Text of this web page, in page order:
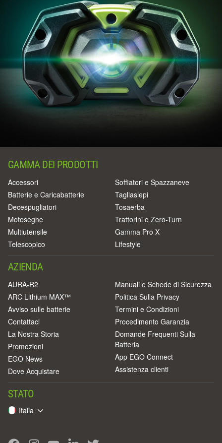
GAMMA DEI PRODOTTI
Accessori
Batterie e Caricabatterie
Decespugliatori
Motoseghe
Multiutensile
Telescopico
Soffiatori e Spazzaneve
Tagliasiepi
Tosaerba
Trattorini e Zero-Turn
Gamma Pro X
Lifestyle
AZIENDA
AURA-R2
ARC Lithium MAX™
Avviso sulle batterie
Contattaci
La Nostra Storia
Promozioni
EGO News
Dove Acquistare
Manuali e Schede di Sicurezza
Politica Sulla Privacy
Termini e Condizioni
Procedimento Garanzia
Domande Frequenti Sulla
Batteria
App EGO Connect
Assistenza clienti
STATO
Italia